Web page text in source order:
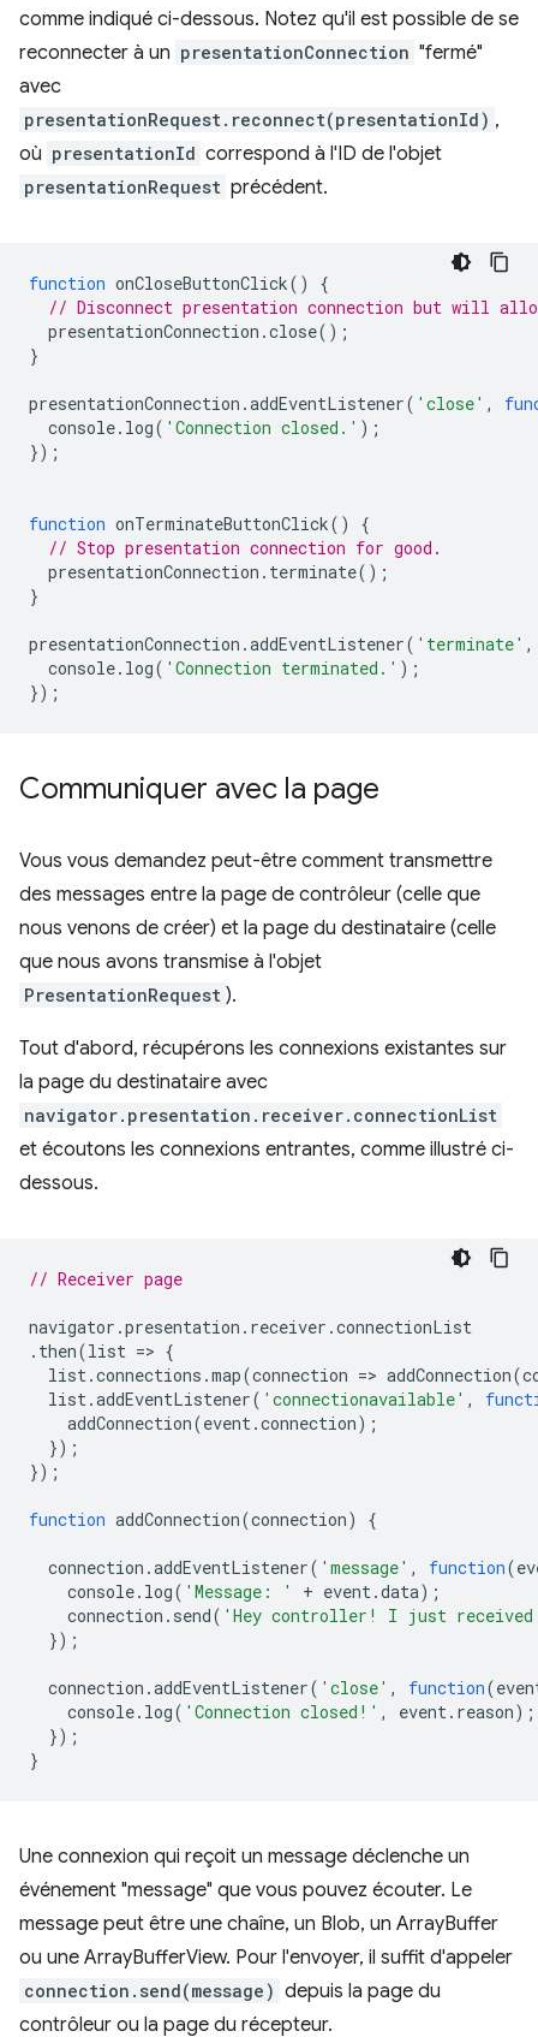
comme indiqué ci-dessous. Notez qu'il est possible de se
reconnecter à un presentationConnection "fermé"
avec
presentationRequest.reconnect(presentationId) ,
où presentationId correspond à l'ID de l'objet
presentationRequest précédent.
function onCloseButtonClick()
{
// Disconnect presentation connection but will
presentationConnection .close();
}
presentationConnection .addEventListener( 'close' ,
console. log( 'Connection closed.' );
});
function onTerminateButtonClick()
{
// Stop presentation connection for good.
presentationConnection . terminate();
}
presentationConnection .addEventListener( 'terminate' ,
console. log( 'Connection terminated.' );
});
Communiquer avec la page
Vous vous demandez peut-être comment transmettre
des messages entre la page de contrôleur (celle que
nous venons de créer) et la page du destinataire (celle
que nous avons transmise à l'objet
PresentationRequest ).
Tout d'abord, récupérons les connexions existantes sur
la page du destinataire avec
navigator.presentation.receiver.connectionList
et écoutons les connexions entrantes, comme illustré ci-
dessous.
// Receiver page
navigator .presentation . receiver .connectionList
. then(list => {
list.connections .map(connection => addConnection(
list.addEventListener( 'connectionavailable' ,
addConnection(event.connection);
});
});
function addConnection(connection) {
connection .addEventListener( 'message' , function(
console. log( 'Message: ' + event.data);
connection . send( 'Hey controller! I just received
});
connection .addEventListener( 'close' , function(
console. log( 'Connection closed!' , event. reason);
});
}
Une connexion qui reçoit un message déclenche un
événement "message" que vous pouvez écouter. Le
message peut être une chaîne, un Blob, un ArrayBuffer
ou une ArrayBufferView. Pour l'envoyer, il suffit d'appeler
connection.send(message) depuis la page du
contrôleur ou la page du récepteur.